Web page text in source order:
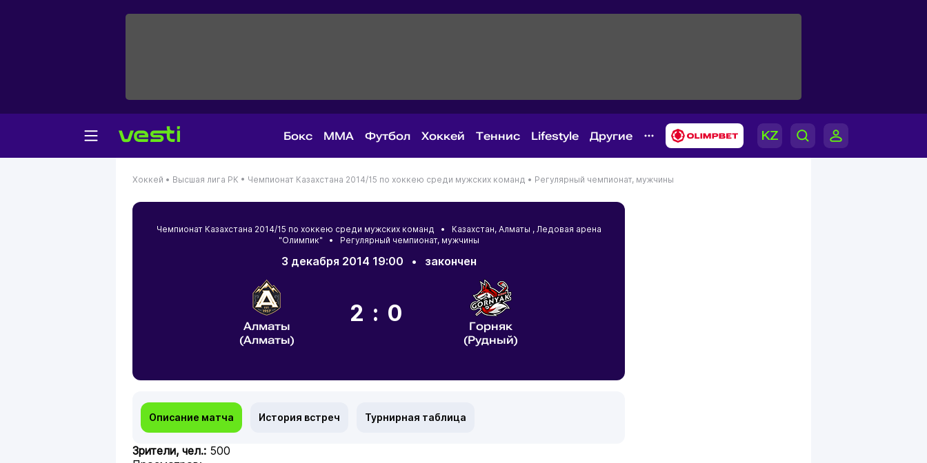
Бокс MMA Футбол Хоккей Теннис Lifestyle Другие
Хоккей • Высшая лига РК • Чемпионат Казахстана 2014/15 по хоккею среди мужских команд • Регулярный чемпионат, мужчины
Чемпионат Казахстана 2014/15 по хоккею среди мужских команд • Казахстан, Алматы , Ледовая арена
"Олимпик" • Регулярный чемпионат, мужчины
3 декабря 2014 19:00 • закончен
Алматы
(Алматы)
2:0
Горняк
(Рудный)
Описание матча История встреч Турнирная таблица
Зрители, чел.: 500